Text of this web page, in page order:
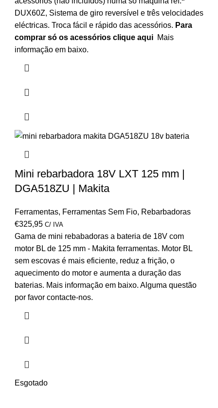
DUX60Z, Sistema de giro reversível e três velocidades
eléctricas. Troca fácil e rápido das acessórios. Para
comprar só os acessórios clique aqui Mais
informação em baixo.
Mini rebarbadora 18V LXT 125 mm |
DGA518ZU | Makita
Ferramentas, Ferramentas Sem Fio, Rebarbadoras
€325,95 C/ IVA
Gama de mini rebabadoras a bateria de 18V com
motor BL de 125 mm - Makita ferramentas. Motor BL
sem escovas é mais eficiente, reduz a frição, o
aquecimento do motor e aumenta a duração das
baterias. Mais informação em baixo. Alguma questão
por favor contacte-nos.
Esgotado